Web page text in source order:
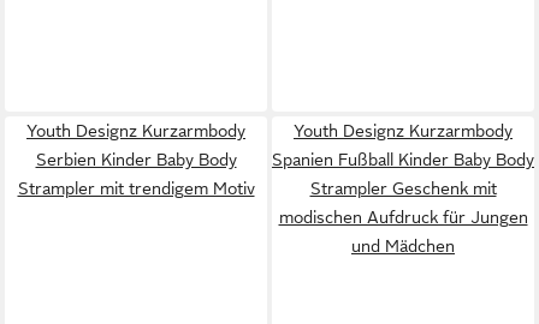
Youth Designz Kurzarmbody
Serbien Kinder Baby Body
Strampler mit trendigem Motiv
Youth Designz Kurzarmbody
Spanien Fußball Kinder Baby Body
Strampler Geschenk mit
modischen Aufdruck für Jungen
und Mädchen